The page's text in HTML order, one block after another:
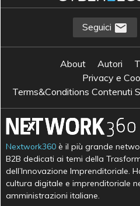
Seguici
About Autori
Privacy e
Terms&Conditions Contenuti
Nextwork360 è il più grande
B2B dedicati ai temi della
dell’Innovazione Imprenditoriale.
cultura digitale e imprenditoriale
amministrazioni italiane.